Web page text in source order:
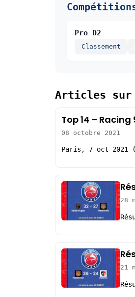
Pro D2
Classement
Articles sur
Top 14 –
08 octobre 2021
Paris, 7 oct 2021
28
21